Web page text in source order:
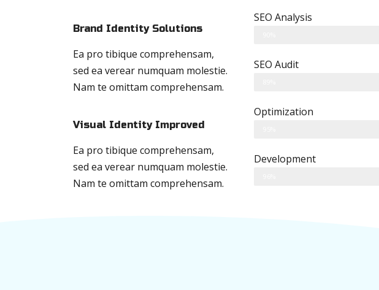
Brand Identity Solutions
Ea pro tibique comprehensam,
sed ea verear numquam molestie.
Nam te omittam comprehensam.
Visual Identity Improved
Ea pro tibique comprehensam,
sed ea verear numquam molestie.
Nam te omittam comprehensam.
SEO Analysis
SEO Audit
Optimization
Development